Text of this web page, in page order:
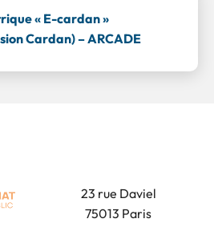
« E-cardan »
Cardan) – ARCADE
23 rue Daviel
75013 Paris